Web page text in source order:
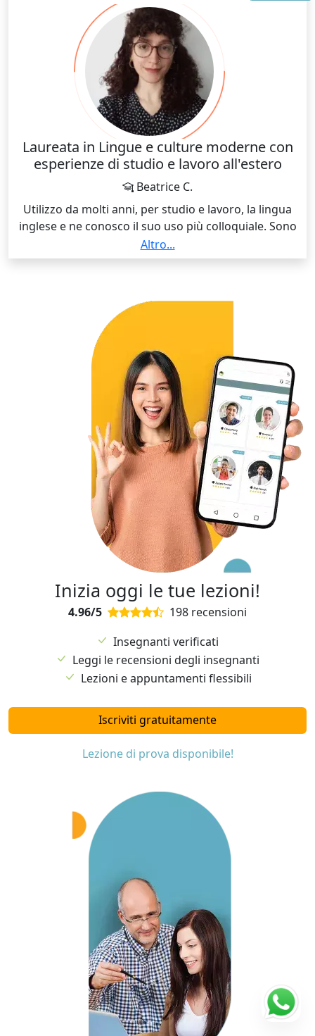
Laureata in Lingue e culture moderne con
esperienze di studio e lavoro all'estero
Beatrice C.
Utilizzo da molti anni, per studio e lavoro, la lingua
inglese e ne conosco il suo uso più colloquiale. Sono
inoltre laureata in Lingue, tra cui inglese, perciò
conosco anche la grammatica e le regole! Ho avuto
Altro...
Inizia oggi le tue lezioni!
4.96/5
198 recensioni
Insegnanti verificati
Leggi le recensioni degli insegnanti
Lezioni e appuntamenti flessibili
Iscriviti gratuitamente
Lezione di prova disponibile!